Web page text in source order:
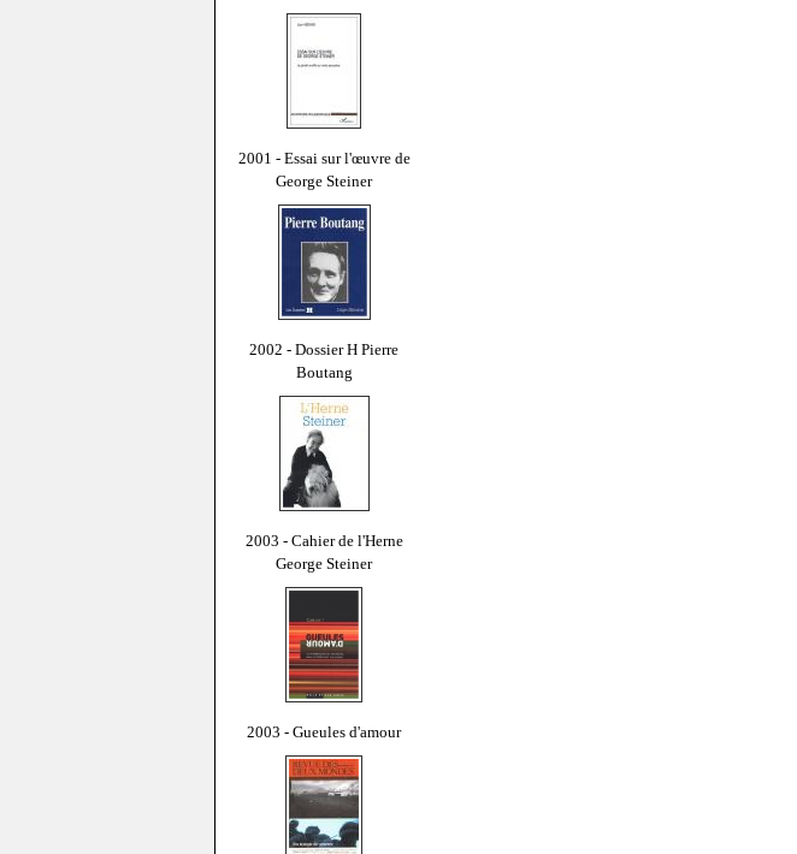
2001 - Essai sur l'œuvre de
George Steiner
2002 - Dossier H Pierre
Boutang
2003 - Cahier de l'Herne
George Steiner
2003 - Gueules d'amour